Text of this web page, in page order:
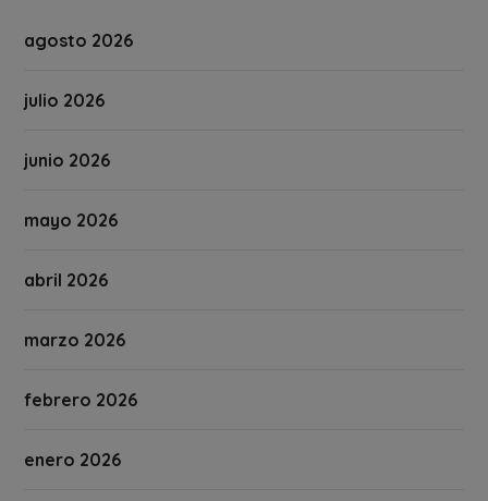
agosto 2026
julio 2026
junio 2026
mayo 2026
abril 2026
marzo 2026
febrero 2026
enero 2026